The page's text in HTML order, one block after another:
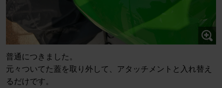
普通につきました。
元々ついてた蓋を取り外して、アタッチメントと入れ替え
るだけです。